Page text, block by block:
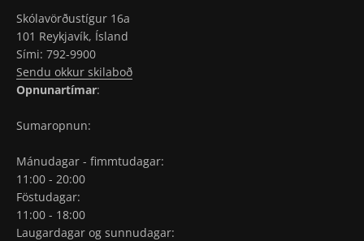
Skólavörðustígur 16a
101 Reykjavík, Ísland
Sími: 792-9900
Sendu okkur skilaboð
Opnunartímar:
Sumaropnun:
Mánudagar - fimmtudagar:
11:00 - 20:00
Föstudagar:
11:00 - 18:00
Laugardagar og sunnudagar: